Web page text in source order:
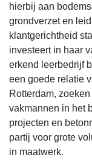
hierbij aan
grondverzet en
klantgerichtheid
investeert in haar
erkend leerbedrijf
een goede relatie
Rotterdam,
vakmannen in het
projecten en
partij voor grote
in maatwerk.